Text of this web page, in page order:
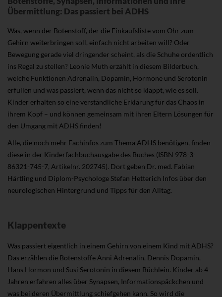
Übermittlung: Das passiert bei ADHS
Was, wenn der Botenstoff, der die Einkaufsliste vom Ohr zum
Gehirn weiterbringen soll, einfach nicht arbeiten will? Oder
Bewegung gerade viel dringender scheint, als die Schuhe ordentlich
ins Regal zu stellen? Leonie Muth erzählt in diesem Bilderbuch,
welche Funktionen Adrenalin, Dopamin, Hormone und Serotonin
erfüllen und was passiert, wenn das nicht so klappt, wie es soll.
Kinder erhalten so eine verständliche Erklärung für das Chaos in
ihrem Kopf – und können gemeinsam mit ihren Eltern Lösungen für
den Umgang mit ADHS finden!
Alle, die noch mehr Fachinfos zum Thema ADHS benötigen, finden
diese in der Kinderfachbuchausgabe des Buches (ISBN 978-3-
86321-745-7, Artikelnr. 202745). Dort geben Dr. med. Fabian
Härtling und Diplom-Psychologe Stefan Hetterich Infos über den
neurologischen Hintergrund und Tipps für den Alltag.
Klappentexte
Was passiert eigentlich in einem Gehirn von einem Kind mit ADHS?
Das erzählen die Botenstoffe Anni Adrenalin, Dennis Dopamin,
Hans Hormon und Susi Serotonin in diesem Büchlein. Kinder ab 4
Jahren erfahren alles über Synapsen, Informationspäckchen und
was bei deren Übermittlung schiefgehen kann. So wird die